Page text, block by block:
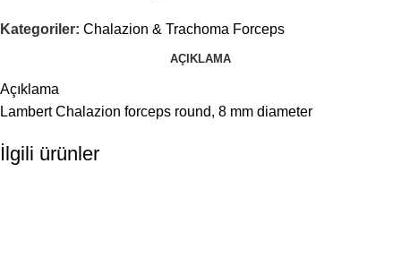
Kategoriler: Chalazion & Trachoma Forceps
AÇIKLAMA
Açıklama
Lambert Chalazion forceps round, 8 mm diameter
İlgili ürünler